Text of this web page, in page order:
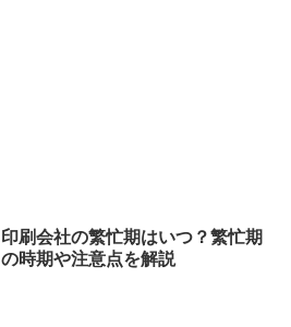
印刷会社の繁忙期はいつ？繁忙期
の時期や注意点を解説